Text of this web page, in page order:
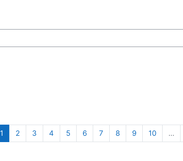
1 Seite 1
2Seite 2
3Seite 3
4Seite 4
5Seite 5
6Seite 6
7Seite 7
8Seite 8
9Seite 9
10Seite 10
…